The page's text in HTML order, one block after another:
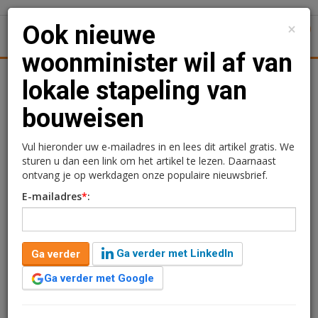
Nieuws Uitgelicht Achtergronden
Ook nieuwe woonminister
wil af van lokale stapeling
van bouweisen
De nieuwe Nederlandse woonminister Elanor
Boekholt-O’Sullivan wil vaart maken met de
woningbouw door een einde te maken aan extra lokale
×
Ook nieuwe
woonminister wil af van
lokale stapeling van
bouweisen
Vul hieronder uw e-mailadres in en lees dit artikel gratis. We
sturen u dan een link om het artikel te lezen. Daarnaast
ontvang je op werkdagen onze populaire nieuwsbrief.
E-mailadres*:
Ga verder
Ga verder met LinkedIn
Ga verder met Google